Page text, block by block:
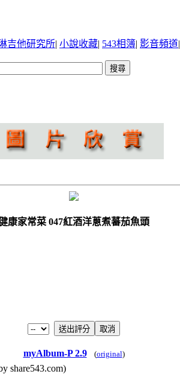
吉他研究所| 小說收藏| 543相簿| 影音頻道|
康家常菜 047紅酒洋蔥煮蕃茄魚頭
myAlbum-P 2.9 (original)
share543.com)